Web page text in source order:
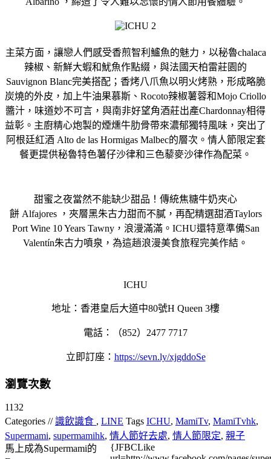
主菜方面，讓戀人們感受香煎智利鱸魚的魅力， 以秘魯chalaca
辣椒、新鮮大蝦和魷魚作點綴， 與法國天柏雷莊園的
Sauvignon Blanc完美搭配；香烤八爪魚以明火烤熟， 形成略脆
炭燒的外皮，加上牛油果慕斯、Rocoto辣椒薯蓉和Mojo Criollo
醬汁，味道妙不可言，與南非好望角酒莊出產Chardonnay相得
益彰。主廚精心炮製的煙燻牛肋骨帶來濃郁獨特風味，突出了
阿根廷紅酒 Alto de las Hormigas Malbec的層次。 情人節限定套
餐更提供秘魯特色薯仔沙律和三色藜麥沙律作為配菜。
甜蜜之夜當然不能缺少甜品！傳統焦糖牛奶夾心
餅 Alfajores ，夾層黑朱古力甜而不膩，再配精選甜酒Taylors
Port Wine 10 Years Tawny，浪漫滿滿。ICHU還特意準備San
Valentín朱古力噴泉，為這趟浪漫美食旅程完美作結。
ICHU
地址：香港皇后大道中80號H Queen 3樓
電話：（852）2477 7717
立即訂座： https://sevn.ly/xjgddoSe
瀏覽次數
1132
Categories //識飲識食 , LINE Tags ICHU, MamiTv, MamiTvhk,
Supermami, supermamihk, 情人節好去處, 情人節限定, 親子
馬上成為Supermami的
{JFBCLike